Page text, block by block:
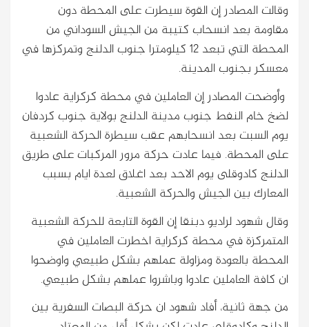
وقالت المصادر إن القوة سيطرت على المحطة دون
مقاومة بعد انسحاب كتيبة من الجيش السوداني من
المحطة التي تبعد ١٢ كيلومترا جنوب الدلنج وتمركزها في
معسكر بجنوب المدينة.
وأوضحت المصادر إن العاملين في محطة كركراية عادوا
لضخ خام النفط جنوب مدينة الدلنج بولاية جنوب كردفان
يوم السبت بعد انسحابهم عقب سيطرة الحركة الشعبية
على المحطة. فيما عادت حركة مرور المركبات على طريق
الدلنج كادوقلى يوم الاحد بعد اغلاق لعدة ايام بسبب
المعارك بين الجيش والحركة الشعبية.
وقال شهود لراديو دبنقا إن القوة التابعة للحركة الشعبية
المتمركزة في محطة كركراية اخطرت العاملين في
المحطة بالعودة ومزاولة عملهم بشكل طبيعي واوضحوا
ان كافة العاملين عادوا وباشروا عملهم بشكل طبيعي.
من جهة ثانية، أفاد شهود ان حركة البصات السفرية بين